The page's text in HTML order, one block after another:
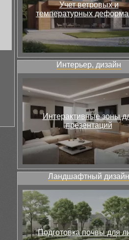
Учет ветровых и
температурных
Интерьер, дизайн
Интерактивные зоны
презентаций
Ландшафтный дизайн
Подготовка почвы для